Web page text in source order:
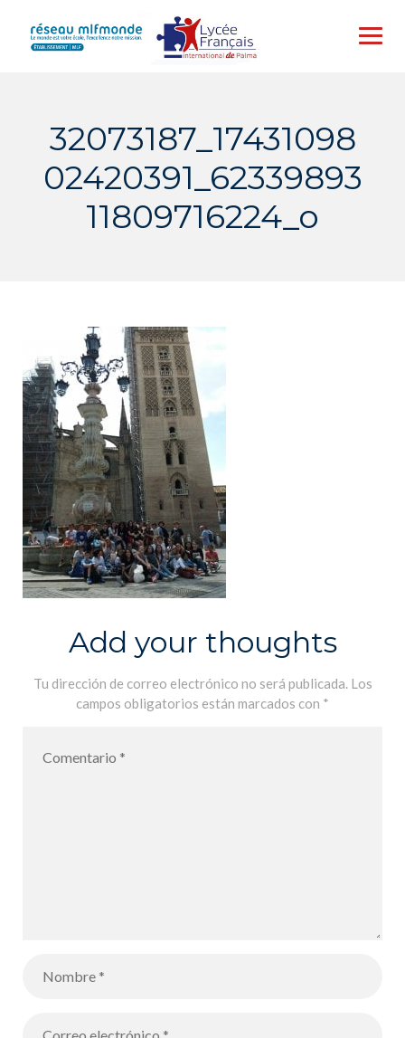
content
32073187_17431098
02420391_62339893
11809716224_o
Add your thoughts
Tu dirección de correo electrónico no será publicada. Los
campos obligatorios están marcados con *